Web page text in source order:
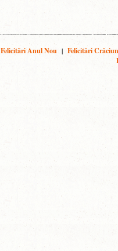
Felicitări Anul Nou | Felicitări